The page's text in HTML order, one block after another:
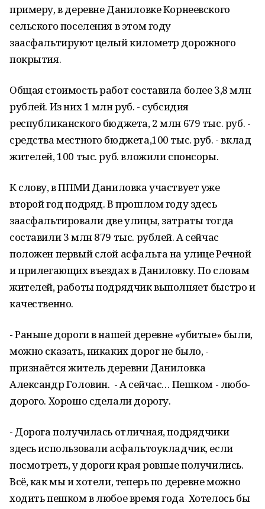
примеру, в деревне Даниловке Корнеевского
сельского поселения в этом году
заасфальтируют целый километр дорожного
покрытия.
Общая стоимость работ составила более 3,8 млн
рублей. Из них 1 млн руб. - субсидия
республиканского бюджета, 2 млн 679 тыс. руб. -
средства местного бюджета,100 тыс. руб. - вклад
жителей, 100 тыс. руб. вложили спонсоры.
К слову, в ППМИ Даниловка участвует уже
второй год подряд. В прошлом году здесь
заасфальтировали две улицы, затраты тогда
составили 3 млн 879 тыс. рублей. А сейчас
положен первый слой асфальта на улице Речной
и прилегающих въездах в Даниловку. По словам
жителей, работы подрядчик выполняет быстро и
качественно.
- Раньше дороги в нашей деревне «убитые» были,
можно сказать, никаких дорог не было, -
признаётся житель деревни Даниловка
Александр Головин. - А сейчас… Пешком - любо-
дорого. Хорошо сделали дорогу.
- Дорога получилась отличная, подрядчики
здесь использовали асфальтоукладчик, если
посмотреть, у дороги края ровные получились.
Всё, как мы и хотели, теперь по деревне можно
ходить пешком в любое время года Хотелось бы